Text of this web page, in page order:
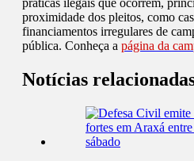
práticas ilegais que ocorrem,
proximidade dos pleitos, como
financiamentos irregulares de
pública. Conheça a página da
Notícias